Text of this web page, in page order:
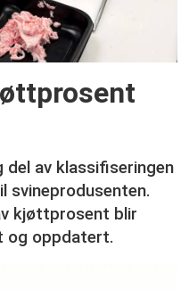
av klassifiseringen
svineprodusenten.
kjøttprosent blir
og oppdatert.